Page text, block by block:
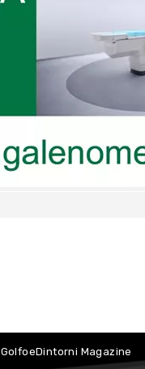
GolfoeDintorni Magazine